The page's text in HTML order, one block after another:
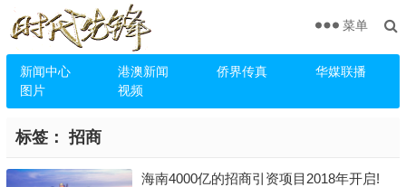
新闻中心 港澳新闻 侨界传真
华媒联播
图片
视频
菜单
标签： 招商
海南4000亿的招商引资项目2018年开启!